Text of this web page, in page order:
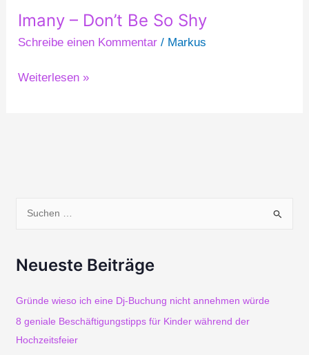
Imany – Don’t Be So Shy
Schreibe einen Kommentar / Markus
Imany
–
Weiterlesen »
c
e
n
Neueste Beiträge
Gründe wieso ich eine Dj-Buchung nicht annehmen würde
8 geniale Beschäftigungstipps für Kinder während der
Hochzeitsfeier